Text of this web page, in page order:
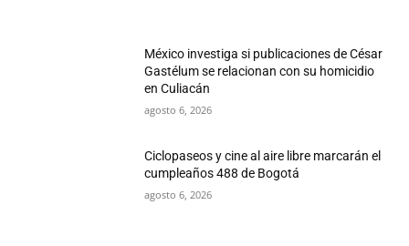
México investiga si publicaciones de César
Gastélum se relacionan con su homicidio
en Culiacán
agosto 6, 2026
Ciclopaseos y cine al aire libre marcarán el
cumpleaños 488 de Bogotá
agosto 6, 2026